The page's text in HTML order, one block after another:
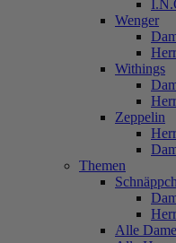
Wenger
Withings
Zeppelin
Themen
Alle